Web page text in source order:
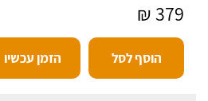
379 ₪
הוסף לסל הזמן עכשיו